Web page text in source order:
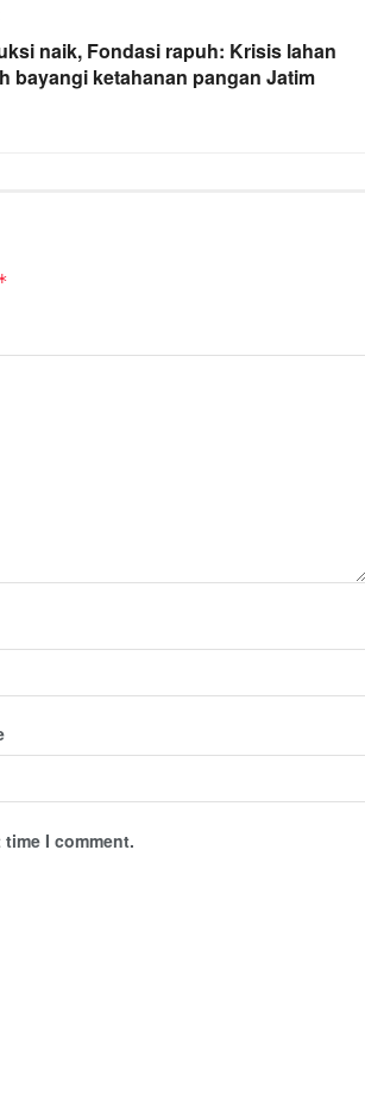
naik, Fondasi rapuh: Krisis lahan
bayangi ketahanan pangan Jatim
I comment.